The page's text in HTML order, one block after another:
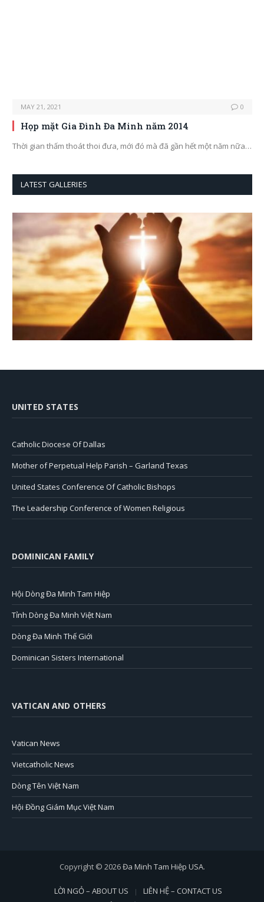
MAY 21, 2021 0
Họp mặt Gia Đình Đa Minh năm 2014
Thời gian thấm thoát thoi đưa, mới đó mà đã gần hết một năm nữa…
LATEST GALLERIES
UNITED STATES
Catholic Diocese Of Dallas
Mother of Perpetual Help Parish – Garland Texas
United States Conference Of Catholic Bishops
The Leadership Conference of Women Religious
DOMINICAN FAMILY
Hội Dòng Đa Minh Tam Hiệp
Tỉnh Dòng Đa Minh Việt Nam
Dòng Đa Minh Thế Giới
Dominican Sisters International
VATICAN AND OTHERS
Vatican News
Vietcatholic News
Dòng Tên Việt Nam
Hội Đồng Giám Mục Việt Nam
Copyright © 2026Đa Minh Tam Hiệp USA.
LỜI NGỎ – ABOUT US
LIÊN HỆ – CONTACT US